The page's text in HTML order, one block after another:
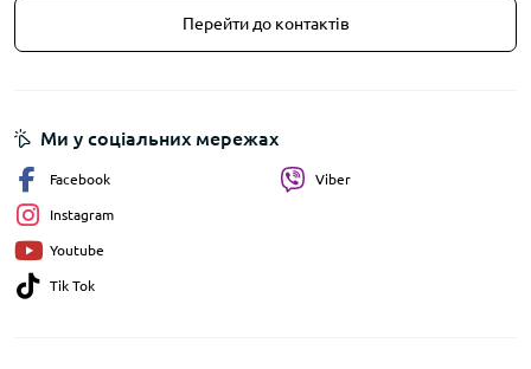
Перейти до контактів
Ми у соціальних мережах
Facebook
Instagram
Youtube
Tik Tok
Viber